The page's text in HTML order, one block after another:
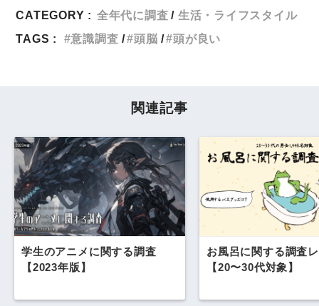
CATEGORY : 全年代に調査
生活・ライフスタイル
TAGS :
意識調査 頭脳 頭が良い
関連記事
学生のアニメに関する調査
【2023年版】
お風呂に関する調査
【20〜30代対象】